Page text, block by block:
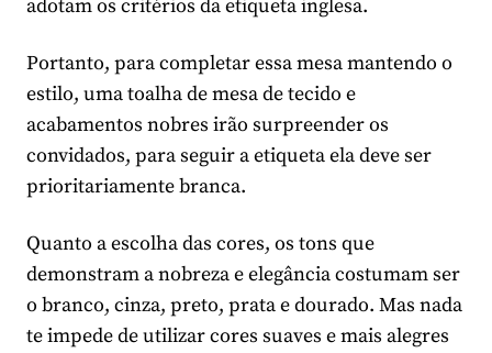
adotam os critérios da etiqueta inglesa.
Portanto, para completar essa mesa mantendo o
estilo, uma toalha de mesa de tecido e
acabamentos nobres irão surpreender os
convidados, para seguir a etiqueta ela deve ser
prioritariamente branca.
Quanto a escolha das cores, os tons que
demonstram a nobreza e elegância costumam ser
o branco, cinza, preto, prata e dourado. Mas nada
te impede de utilizar cores suaves e mais alegres